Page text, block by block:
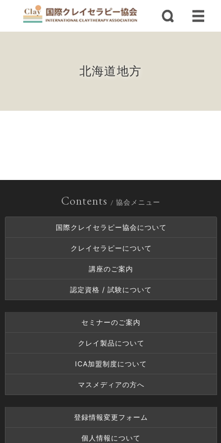
北海道地方
Contents / 協会メニュー
国際クレイセラピー協会について
クレイセラピーについて
講座のご案内
認定資格 / 試験について
セミナーのご案内
クレイ製品について
ICA加盟制度について
マスメディアの方へ
登録情報変更フォーム
個人情報について